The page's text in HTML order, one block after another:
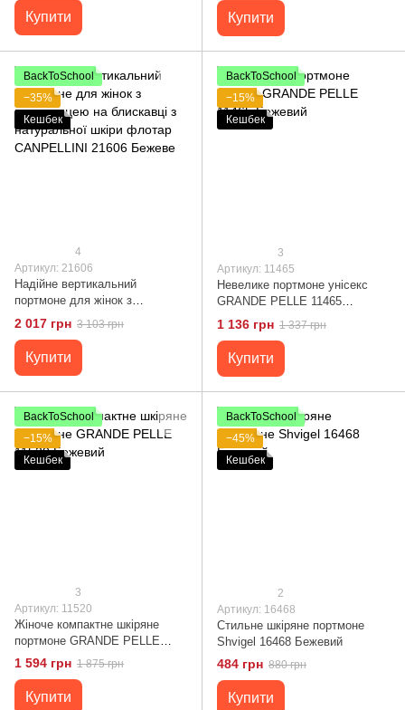
Купити Купити
BackToSchool
−35%
Кешбек
4
Артикул: 21606
Надійне вертикальний
портмоне для жінок з
монетницею на блискавці з
натуральної шкіри флотар
CANPELLINI 21606 Бежеве
2 017 грн 3 103 грн
Купити
BackToSchool
−15%
Кешбек
3
Артикул: 11465
Невелике портмоне унісекс
GRANDE PELLE 11465
Бежевий
1 136 грн 1 337 грн
Купити
BackToSchool
−15%
Кешбек
3
Артикул: 11520
Жіноче компактне шкіряне
портмоне GRANDE PELLE
11520 Бежевий
1 594 грн 1 875 грн
Купити
BackToSchool
−45%
Кешбек
2
Артикул: 16468
Стильне шкіряне портмоне
Shvigel 16468 Бежевий
484 грн 880 грн
Купити